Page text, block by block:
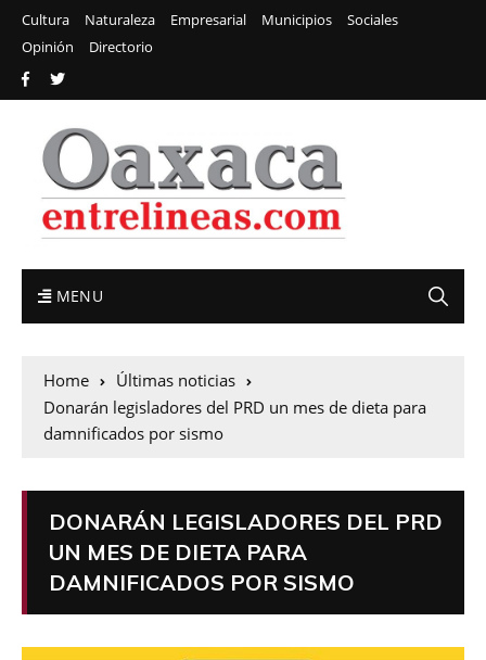
Cultura Naturaleza Empresarial Municipios
Sociales
Opinión
Directorio
MENU
Home
Últimas noticias
Donarán legisladores del PRD un mes de dieta para
damnificados por sismo
DONARÁN LEGISLADORES DEL PRD
UN MES DE DIETA PARA
DAMNIFICADOS POR SISMO